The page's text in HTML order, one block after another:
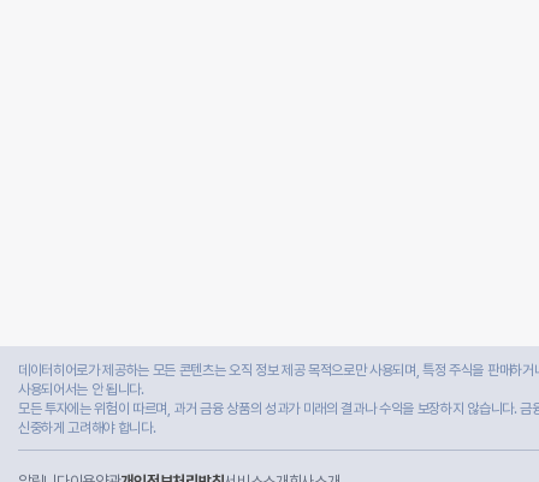
데이터히어로가 제공하는 모든 콘텐츠는 오직 정보 제공 목적으로만 사용되며, 특정 주식을 판매하
사용되어서는 안 됩니다.
모든 투자에는 위험이 따르며, 과거 금융 상품의 성과가 미래의 결과나 수익을 보장하지 않습니다.
신중하게 고려해야 합니다.